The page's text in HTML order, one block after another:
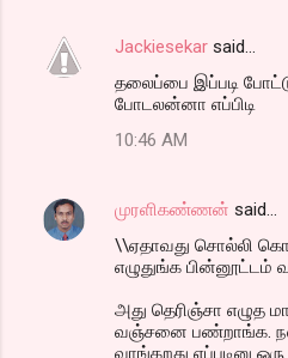
Jackiesekar said…
தலைப்பை இப்படி
போடலன்னா எப்பிடி
10:46 AM
முரளிகண்ணன் said…
\\ஏதாவது சொல்லி
எழுதுங்க பின்னூட்டம்
அது தெரிஞ்சா எழுத
வஞ்சனை பண்றாங்க.
வாங்கறது எப்படினு